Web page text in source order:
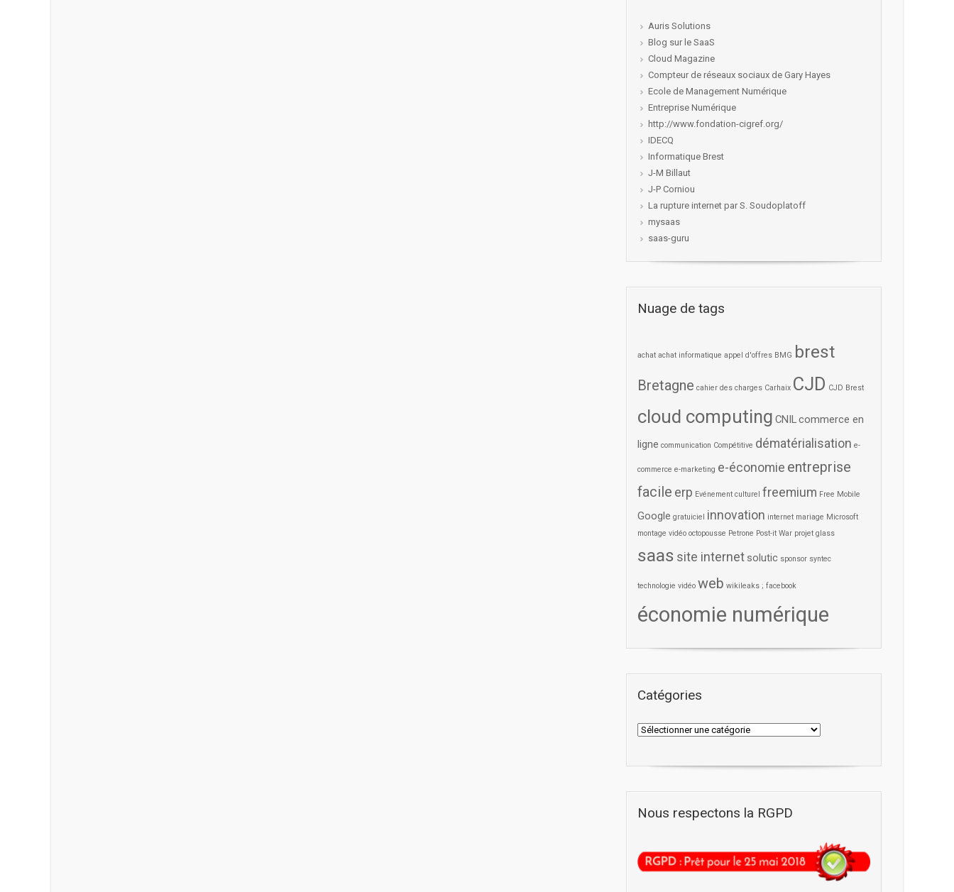
Auris Solutions
Blog sur le SaaS
Cloud Magazine
Compteur de réseaux sociaux de Gary Hayes
Ecole de Management Numérique
Entreprise Numérique
http://www.fondation-cigref.org/
IDECQ
Informatique Brest
J-M Billaut
J-P Corniou
La rupture internet par S. Soudoplatoff
mysaas
saas-guru
Nuage de tags
achat achat informatique appel d'offres BMG brest
Bretagne cahier des charges Carhaix CJD CJD Brest
cloud computing CNILcommerce en
ligne communication Compétitive dématérialisation e-
commerce e-marketing e-économie entreprise
facile erp Evénement culturel freemium Free Mobile
Google gratuiciel innovation internet mariage Microsoft
montage vidéo octopousse Petrone Post-it War projet glass
saas site internet solutic sponsor syntec
technologie vidéo web wikileaks ; facebook
économie numérique
Catégories
Nous respectons la RGPD